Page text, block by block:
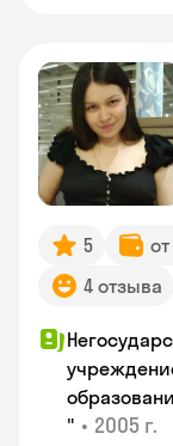
5
4 отзыва
" • 2005 г.